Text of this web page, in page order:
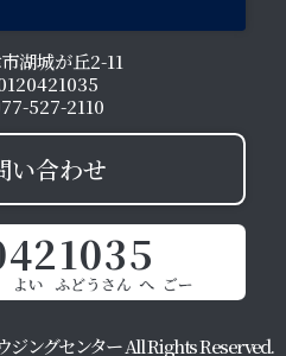
湖城が丘2-11
527-2110
い合わせ
ングセンター All Rights Reserved.